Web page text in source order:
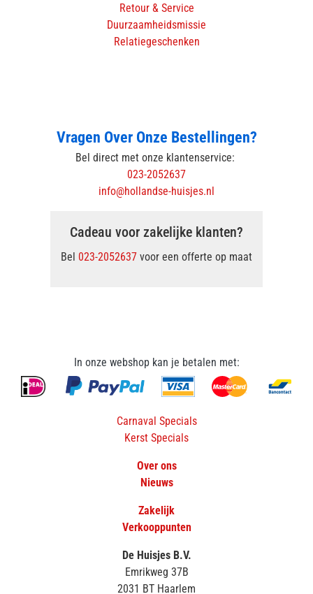
Retour & Service
Duurzaamheidsmissie
Relatiegeschenken
Vragen Over Onze Bestellingen?
Bel direct met onze klantenservice:
023-2052637
info@hollandse-huisjes.nl
Cadeau voor zakelijke klanten?
Bel 023-2052637 voor een offerte op maat
In onze webshop kan je betalen met:
Carnaval Specials
Kerst Specials
Over ons
Nieuws
Zakelijk
Verkooppunten
De Huisjes B.V.
Emrikweg 37B
2031 BT Haarlem